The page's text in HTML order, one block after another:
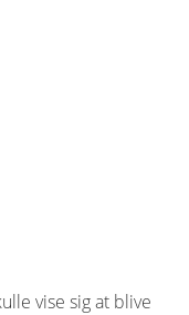
vise sig at blive